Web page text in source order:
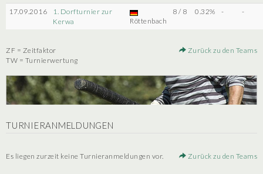
17.09.2016
1. Dorfturnier zur
Kerwa
Röttenbach
8 / 8 0.32% - -
ZF = Zeitfaktor
TW = Turnierwertung
Zurück zu den Teams
TURNIERANMELDUNGEN
Es liegen zurzeit keine Turnieranmeldungen vor. Zurück zu den Teams